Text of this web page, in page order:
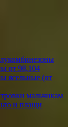
от 98,104
ясельные (от
мальчикам
и плащи